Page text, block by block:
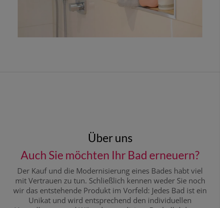
Über uns
Auch Sie möchten Ihr Bad erneuern?
Der Kauf und die Modernisierung eines Bades habt viel
mit Vertrauen zu tun. Schließlich kennen weder Sie noch
wir das entstehende Produkt im Vorfeld: Jedes Bad ist ein
Unikat und wird entsprechend den individuellen